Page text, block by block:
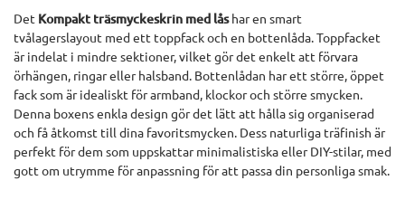
Det Kompakt träsmyckeskrin med låshar en smart
tvålagerslayout med ett toppfack och en bottenlåda. Toppfacket
är indelat i mindre sektioner, vilket gör det enkelt att förvara
örhängen, ringar eller halsband. Bottenlådan har ett större, öppet
fack som är idealiskt för armband, klockor och större smycken.
Denna boxens enkla design gör det lätt att hålla sig organiserad
och få åtkomst till dina favoritsmycken. Dess naturliga träfinish är
perfekt för dem som uppskattar minimalistiska eller DIY-stilar, med
gott om utrymme för anpassning för att passa din personliga smak.